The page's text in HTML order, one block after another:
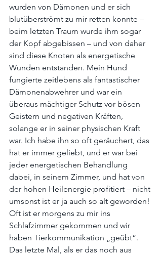
wurden von Dämonen und er sich
blutüberströmt zu mir retten konnte –
beim letzten Traum wurde ihm sogar
der Kopf abgebissen – und von daher
sind diese Knoten als energetische
Wunden entstanden. Mein Hund
fungierte zeitlebens als fantastischer
Dämonenabwehrer und war ein
überaus mächtiger Schutz vor bösen
Geistern und negativen Kräften,
solange er in seiner physischen Kraft
war. Ich habe ihn so oft geräuchert, das
hat er immer geliebt, und er war bei
jeder energetischen Behandlung
dabei, in seinem Zimmer, und hat von
der hohen Heilenergie profitiert – nicht
umsonst ist er ja auch so alt geworden!
Oft ist er morgens zu mir ins
Schlafzimmer gekommen und wir
haben Tierkommunikation „geübt“.
Das letzte Mal, als er das noch aus